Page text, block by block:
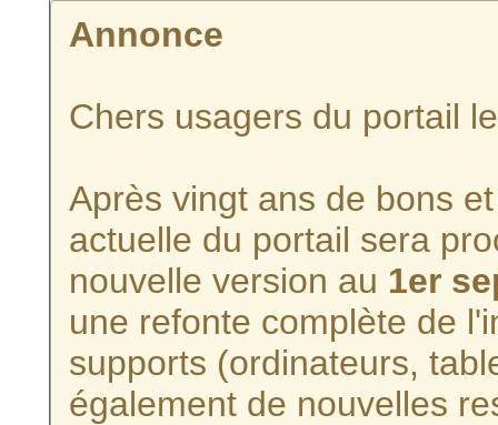
Annonce
Chers usagers du portail
Après vingt ans de bons
actuelle du portail sera
nouvelle version au 1er
une refonte complète de
supports (ordinateurs,
également de nouvelles